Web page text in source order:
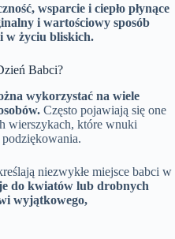
wsparcie i ciepło płynące
i wartościowy sposób
w życiu bliskich.
Babci?
wykorzystać na wiele
Często pojawiają się one
wierszykach, które wnuki
niezwykłe miejsce babci w
do kwiatów lub drobnych
wyjątkowego,